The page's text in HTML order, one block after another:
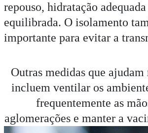
repouso, hidratação
equilibrada. O isolamento
importante para evitar a
Outras medidas que ajudam
incluem ventilar os
frequentemente as
aglomerações e manter a